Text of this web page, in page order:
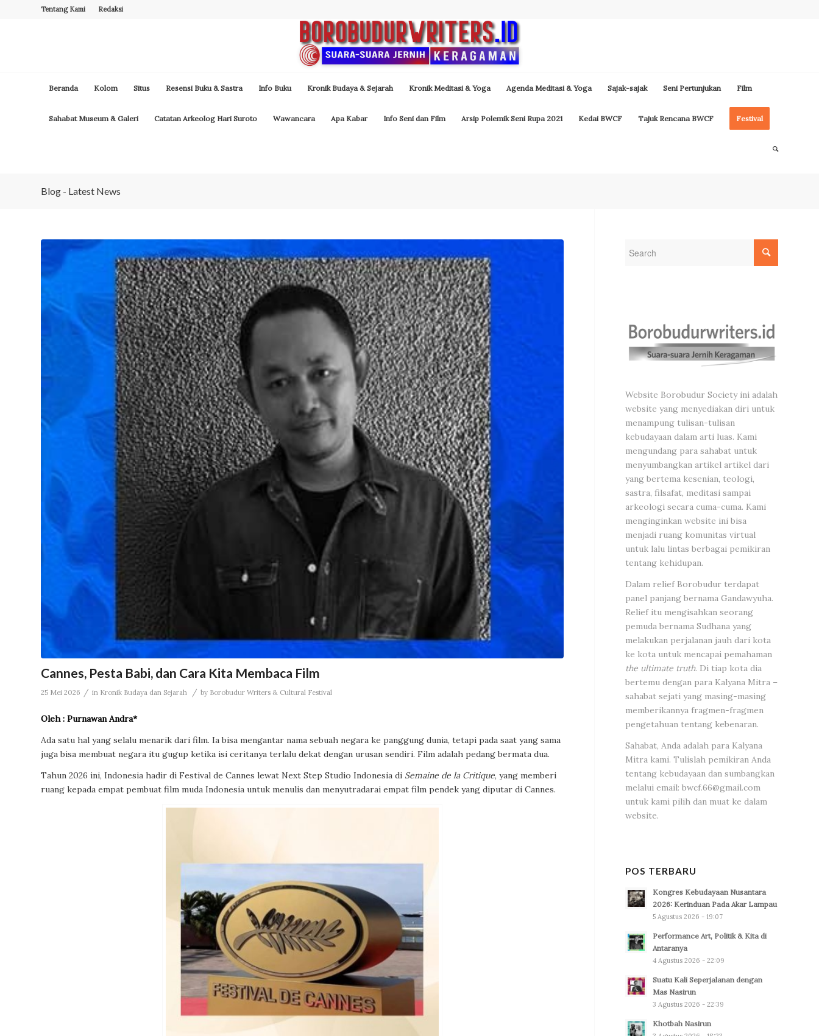
Tentang Kami Redaksi
Beranda Kolom Situs Resensi Buku & Sastra Info Buku Kronik Budaya & Sejarah Kronik Meditasi & Yoga Agenda Meditasi & Yoga Sajak-sajak Seni Pertunjukan Film
Sahabat Museum & Galeri Catatan Arkeolog Hari Suroto Wawancara Apa Kabar Info Seni dan Film Arsip Polemik Seni Rupa 2021 Kedai BWCF Tajuk Rencana BWCF Festival
Blog - Latest News
Cannes, Pesta Babi, dan Cara Kita Membaca Film
25 Mei 2026 / in Kronik Budaya dan Sejarah / by Borobudur Writers & Cultural Festival
Oleh : Purnawan Andra*
Ada satu hal yang selalu menarik dari film. Ia bisa mengantar nama sebuah negara ke panggung dunia, tetapi pada saat yang sama
juga bisa membuat negara itu gugup ketika isi ceritanya terlalu dekat dengan urusan sendiri. Film adalah pedang bermata dua.
Tahun 2026 ini, Indonesia hadir di Festival de Cannes lewat Next Step Studio Indonesia di Semaine de la Critique, yang memberi
ruang kepada empat pembuat film muda Indonesia untuk menulis dan menyutradarai empat film pendek yang diputar di Cannes.
Website Borobudur Society ini adalah
website yang menyediakan diri untuk
menampung tulisan-tulisan
kebudayaan dalam arti luas. Kami
mengundang para sahabat untuk
menyumbangkan artikel artikel dari
yang bertema kesenian, teologi,
sastra, filsafat, meditasi sampai
arkeologi secara cuma-cuma. Kami
menginginkan website ini bisa
menjadi ruang komunitas virtual
untuk lalu lintas berbagai pemikiran
tentang kehidupan.
Dalam relief Borobudur terdapat
panel panjang bernama Gandawyuha.
Relief itu mengisahkan seorang
pemuda bernama Sudhana yang
melakukan perjalanan jauh dari kota
ke kota untuk mencapai pemahaman
the ultimate truth. Di tiap kota dia
bertemu dengan para Kalyana Mitra –
sahabat sejati yang masing-masing
memberikannya fragmen-fragmen
pengetahuan tentang kebenaran.
Sahabat, Anda adalah para Kalyana
Mitra kami. Tulislah pemikiran Anda
tentang kebudayaan dan sumbangkan
melalui email: bwcf.66@gmail.com
untuk kami pilih dan muat ke dalam
website.
POS TERBARU
Kongres Kebudayaan Nusantara
2026: Kerinduan Pada Akar Lampau
5 Agustus 2026 - 19:07
Performance Art, Politik & Kita di
Antaranya
4 Agustus 2026 - 22:09
Suatu Kali Seperjalanan dengan
Mas Nasirun
3 Agustus 2026 - 22:39
Khotbah Nasirun